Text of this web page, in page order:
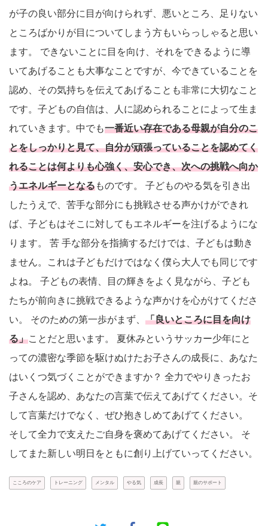
が子の良い部分に目が向けられず、悪いところ、足りない
ところばかりが目についてしまう方もいらっしゃると思い
ます。 できないことに目を向け、それをできるように導
いてあげることも大事なことですが、今できていることを
認め、その気持ちを伝えてあげることも非常に大切なこと
です。子どもの自信は、人に認められることによって生ま
れていきます。中でも一番近い存在である母親が自分のこ
とをしっかりと見て、自分が頑張っていることを認めてく
れることは何よりも心強く、安心でき、次への挑戦へ向か
うエネルギーとなるものです。 子どものやる気を引き出
したうえで、苦手な部分にも挑戦させる声かけができれ
ば、子どもはそこに対してもエネルギーを注げるようにな
ります。 苦 手な部分を指摘するだけでは、子どもは動き
ません。これは子どもだけではなく僕ら大人でも同じです
よね。 子どもの表情、目の輝きをよく見ながら、子ども
たちが前向きに挑戦できるような声かけを心がけてくださ
い。 そのための第一歩がまず、 「良いところに目を向け
る」ことだと思います。 夏休みというサッカー少年にと
っての濃密な季節を駆けぬけたお子さんの成長に、あなた
はいくつ気づくことができますか？ 全力でやりきったお
子さんを認め、あなたの言葉で伝えてあげてください。そ
して言葉だけでなく、ぜひ抱きしめてあげてください。
そして全力で支えたご自身を褒めてあげてください。 そ
してまた新しい明日をともに創り上げていってください。
こころのケア トレーニング メンタル やる気 成長 親 親のサポート